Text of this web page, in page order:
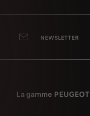
NEWSLETTER
La gamme PEUGEOT